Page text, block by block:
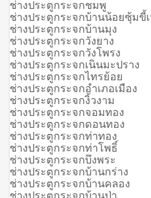
ช่างประตูกระจกชมพู
ช่างประตูกระจกบ้านน้อยซุ้มขี้
ช่างประตูกระจกบ้านมุง
ช่างประตูกระจกวังยาง
ช่างประตูกระจกวังโพรง
ช่างประตูกระจกเนินมะปราง
ช่างประตูกระจกไทรย้อย
ช่างประตูกระจกอำเภอเมือง
ช่างประตูกระจกงิ้วงาม
ช่างประตูกระจกจอมทอง
ช่างประตูกระจกดอนทอง
ช่างประตูกระจกท่าทอง
ช่างประตูกระจกท่าโพธิ์
ช่างประตูกระจกบึงพระ
ช่างประตูกระจกบ้านกร่าง
ช่างประตูกระจกบ้านคลอง
ช่างประตูกระจกบ้านป่า